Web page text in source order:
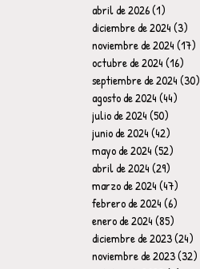
abril de 2026(1)
diciembre de 2024(3)
noviembre de 2024(17)
octubre de 2024(16)
septiembre de 2024(30)
agosto de 2024(44)
julio de 2024(50)
junio de 2024(42)
mayo de 2024(52)
abril de 2024(29)
marzo de 2024(47)
febrero de 2024(6)
enero de 2024(85)
diciembre de 2023(24)
noviembre de 2023(32)